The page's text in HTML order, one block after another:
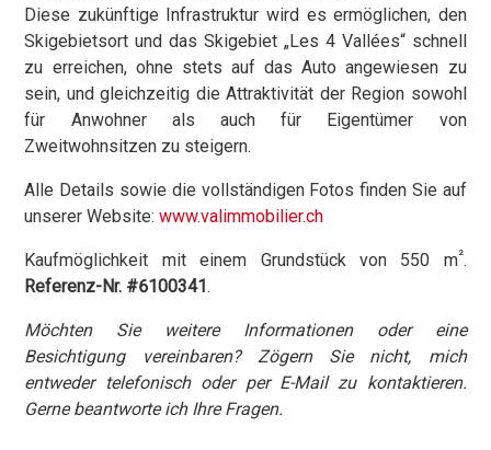
Diese zukünftige Infrastruktur wird es ermöglichen, den
Skigebietsort und das Skigebiet „Les 4 Vallées“ schnell
zu erreichen, ohne stets auf das Auto angewiesen zu
sein, und gleichzeitig die Attraktivität der Region sowohl
für Anwohner als auch für Eigentümer von
Zweitwohnsitzen zu steigern.
Alle Details sowie die vollständigen Fotos finden Sie auf
unserer Website:www.valimmobilier.ch
Kaufmöglichkeit mit einem Grundstück von 550 m².
Referenz-Nr. #6100341.
Möchten Sie weitere Informationen oder eine
Besichtigung vereinbaren? Zögern Sie nicht, mich
entweder telefonisch oder per E-Mail zu kontaktieren.
Gerne beantworte ich Ihre Fragen.